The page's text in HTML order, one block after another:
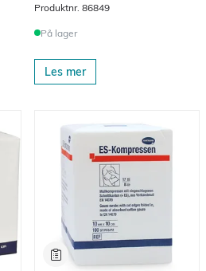
Produktnr. 86849
På lager
Les mer